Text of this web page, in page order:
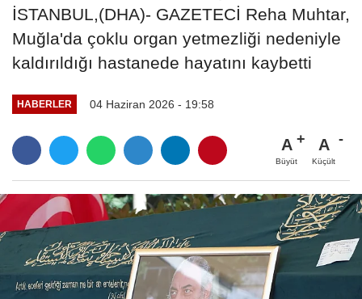
İSTANBUL,(DHA)- GAZETECİ Reha Muhtar,
Muğla'da çoklu organ yetmezliği nedeniyle
kaldırıldığı hastanede hayatını kaybetti
HABERLER 04 Haziran 2026 - 19:58
A
Büyüt
A
Küçült